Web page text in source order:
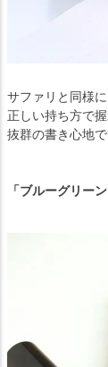
サファリと同様
正しい持ち方で
抜群の書き心地
「ブルーグリー